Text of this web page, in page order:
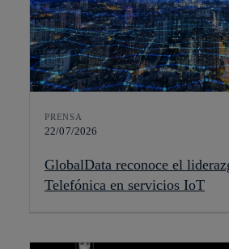
PRENSA
22/07/2026
GlobalData reconoce el
Telefónica en servicios IoT